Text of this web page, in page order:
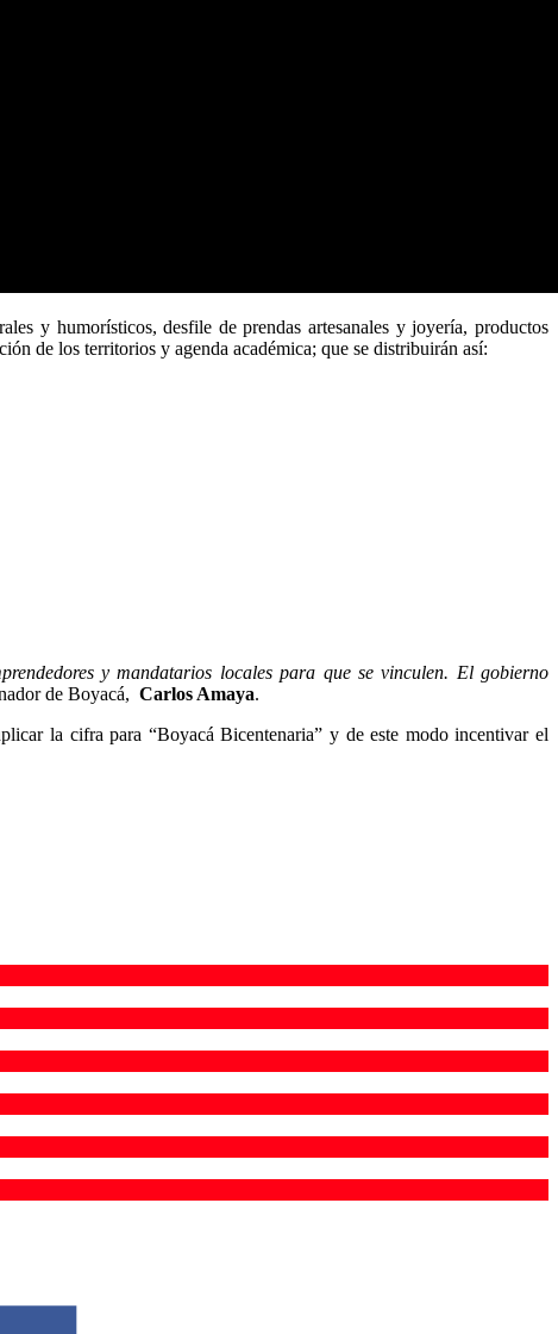
y humorísticos, desfile de prendas artesanales y joyería, productos
de los territorios y agenda académica; que se distribuirán así:
y mandatarios locales para que se vinculen. El gobierno
de Boyacá, Carlos Amaya.
la cifra para “Boyacá Bicentenaria” y de este modo incentivar el